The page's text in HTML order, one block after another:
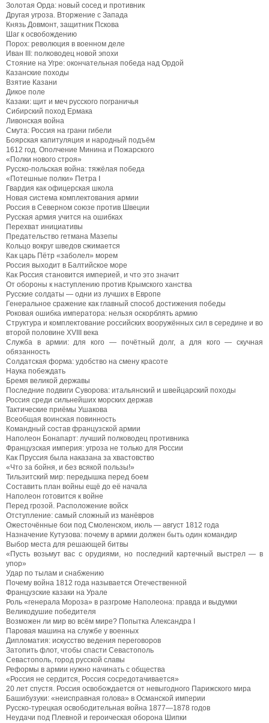
Золотая Орда: новый сосед и противник
Другая угроза. Вторжение с Запада
Князь Довмонт, защитник Пскова
Шаг к освобождению
Порох: революция в военном деле
Иван III: полководец новой эпохи
Стояние на Угре: окончательная победа над Ордой
Казанские походы
Взятие Казани
Дикое поле
Казаки: щит и меч русского пограничья
Сибирский поход Ермака
Ливонская война
Смута: Россия на грани гибели
Боярская капитуляция и народный подъём
1612 год. Ополчение Минина и Пожарского
«Полки нового строя»
Русско-польская война: тяжёлая победа
«Потешные полки» Петра I
Гвардия как офицерская школа
Новая система комплектования армии
Россия в Северном союзе против Швеции
Русская армия учится на ошибках
Перехват инициативы
Предательство гетмана Мазепы
Кольцо вокруг шведов сжимается
Как царь Пётр «заболел» морем
Россия выходит в Балтийское море
Как Россия становится империей, и что это значит
От обороны к наступлению против Крымского ханства
Русские солдаты — одни из лучших в Европе
Генеральное сражение как главный способ достижения победы
Роковая ошибка императора: нельзя оскорблять армию
Структура и комплектование российских вооружённых сил в середине и во
второй половине XVIII века
Служба в армии: для кого — почётный долг, а для кого — скучная
обязанность
Солдатская форма: удобство на смену красоте
Наука побеждать
Бремя великой державы
Последние подвиги Суворова: итальянский и швейцарский походы
Россия среди сильнейших морских держав
Тактические приёмы Ушакова
Всеобщая воинская повинность
Командный состав французской армии
Наполеон Бонапарт: лучший полководец противника
Французская империя: угроза не только для России
Как Пруссия была наказана за хвастовство
«Что за бойня, и без всякой пользы!»
Тильзитский мир: передышка перед боем
Составить план войны ещё до её начала
Наполеон готовится к войне
Перед грозой. Расположение войск
Отступление: самый сложный из манёвров
Ожесточённые бои под Смоленском, июль — август 1812 года
Назначение Кутузова: почему в армии должен быть один командир
Выбор места для решающей битвы
«Пусть возьмут вас с орудиями, но последний картечный выстрел — в
упор»
Удар по тылам и снабжению
Почему война 1812 года называется Отечественной
Французские казаки на Урале
Роль «генерала Мороза» в разгроме Наполеона: правда и выдумки
Великодушие победителя
Возможен ли мир во всём мире? Попытка Александра I
Паровая машина на службе у военных
Дипломатия: искусство ведения переговоров
Затопить флот, чтобы спасти Севастополь
Севастополь, город русской славы
Реформы в армии нужно начинать с общества
«Россия не сердится, Россия сосредотачивается»
20 лет спустя. Россия освобождается от невыгодного Парижского мира
Башибузуки: «неисправная голова» в Османской империи
Русско-турецкая освободительная война 1877—1878 годов
Неудачи под Плевной и героическая оборона Шипки